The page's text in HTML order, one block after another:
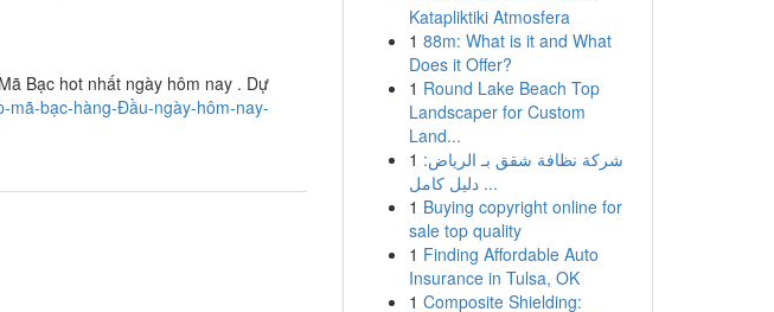
Bạc hot nhất ngày hôm nay . Dự
mã-bạc-hàng-Đầu-ngày-hôm-nay-
Katapliktiki Atmosfera
1 88m: What is it and What
Does it Offer?
1 Round Lake Beach Top
Landscaper for Custom
Land...
1 شركة نظافة شقق بـ الرياض:
دليل كامل ...
1 Buying copyright online for
sale top quality
1 Finding Affordable Auto
Insurance in Tulsa, OK
1 Composite Shielding: